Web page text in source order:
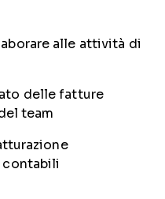
alle attività di
delle fatture
team
contabili